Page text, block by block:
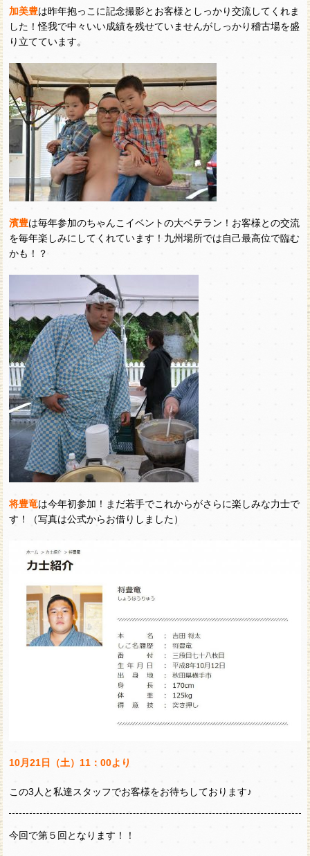
加美豊は昨年抱っこに記念撮影とお客様としっかり交流してくれま
した！怪我で中々いい成績を残せていませんがしっかり稽古場を盛
り立てています。
濱豊は毎年参加のちゃんこイベントの大ベテラン！お客様との交流
を毎年楽しみにしてくれています！九州場所では自己最高位で臨む
かも！？
将豊竜は今年初参加！まだ若手でこれからがさらに楽しみな力士で
す！（写真は公式からお借りしました）
10月21日（土）11：00より
この3人と私達スタッフでお客様をお待ちしております♪
今回で第５回となります！！